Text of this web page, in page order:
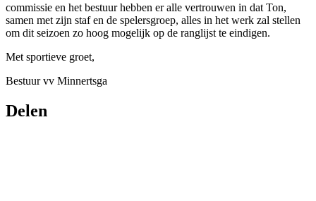
commissie en het bestuur hebben er alle vertrouwen in dat Ton,
samen met zijn staf en de spelersgroep, alles in het werk zal stellen
om dit seizoen zo hoog mogelijk op de ranglijst te eindigen.
Met sportieve groet,
Bestuur vv Minnertsga
Delen